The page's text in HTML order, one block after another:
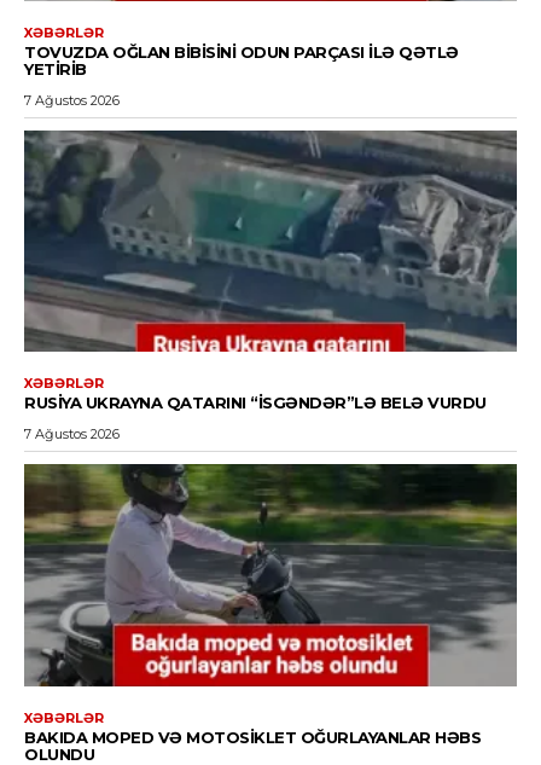
XƏBƏRLƏR
TOVUZDA OĞLAN BIBISINI ODUN PARÇASI ILƏ QƏTLƏ
YETIRIB
7 Ağustos 2026
XƏBƏRLƏR
RUSIYA UKRAYNA QATARINI “İSGƏNDƏR”LƏ BELƏ VURDU
7 Ağustos 2026
XƏBƏRLƏR
BAKIDA MOPED VƏ MOTOSIKLET OĞURLAYANLAR HƏBS
OLUNDU